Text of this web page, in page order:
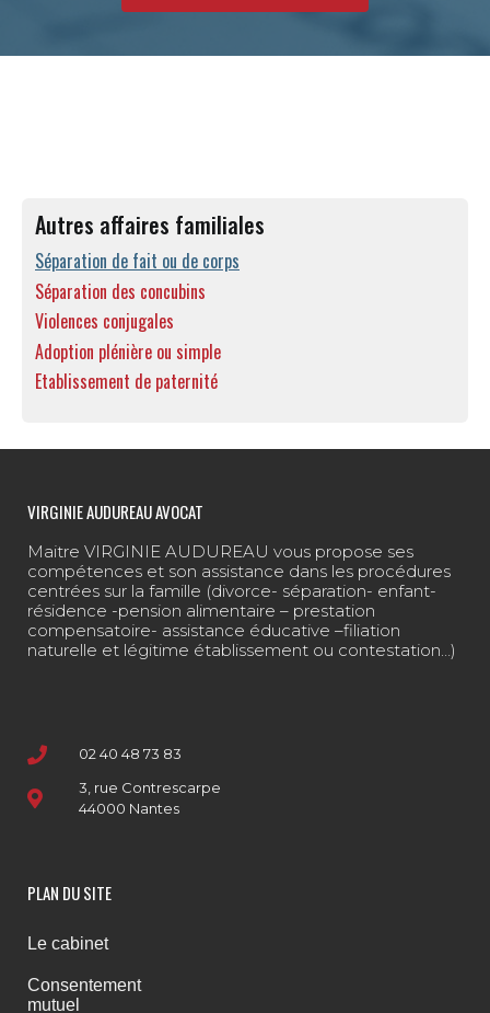
Autres affaires familiales
Séparation de fait ou de corps
Séparation des concubins
Violences conjugales
Adoption plénière ou simple
Etablissement de paternité
VIRGINIE AUDUREAU AVOCAT
Maitre VIRGINIE AUDUREAU vous propose ses
compétences et son assistance dans les procédures
centrées sur la famille (divorce- séparation- enfant-
résidence -pension alimentaire – prestation
compensatoire- assistance éducative –filiation
naturelle et légitime établissement ou contestation…)
02 40 48 73 83
3, rue Contrescarpe
44000 Nantes
PLAN DU SITE
Le cabinet
Consentement
mutuel